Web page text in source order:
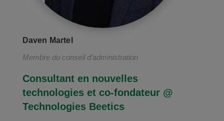
Daven Martel
Membre du conseil d'administration
Consultant en nouvelles
technologies et co-fondateur @
Technologies Beetics